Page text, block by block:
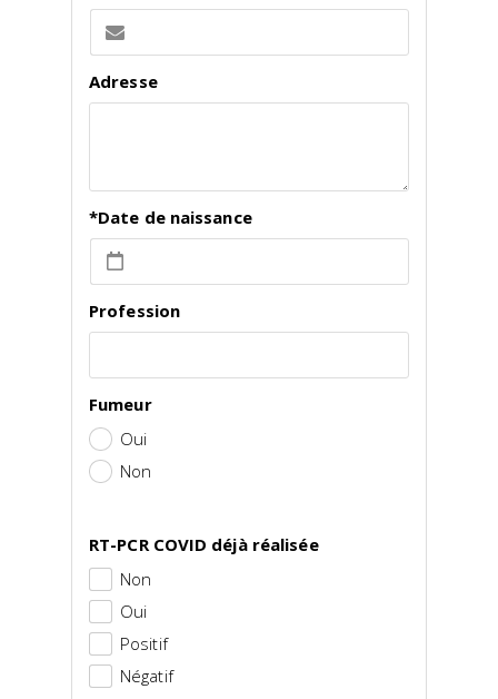
Adresse
*Date de naissance
Profession
Fumeur
Oui
Non
RT-PCR COVID déjà réalisée
Non
Oui
Positif
Négatif